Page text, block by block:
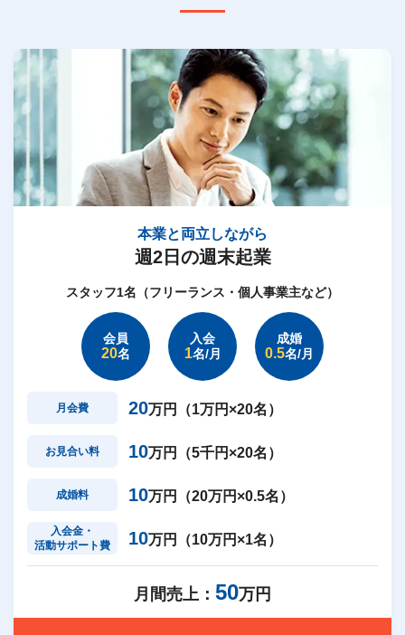
本業と両立しながら
週2日の週末起業
スタッフ1名（フリーランス・個人事業主など）
会員
20名
入会
1名/月
成婚
0.5名/月
月会費 20万円（1万円×20名）
お見合い料 10万円（5千円×20名）
成婚料 10万円（20万円×0.5名）
入会金・
活動サポート費
10万円（10万円×1名）
月間売上： 50万円